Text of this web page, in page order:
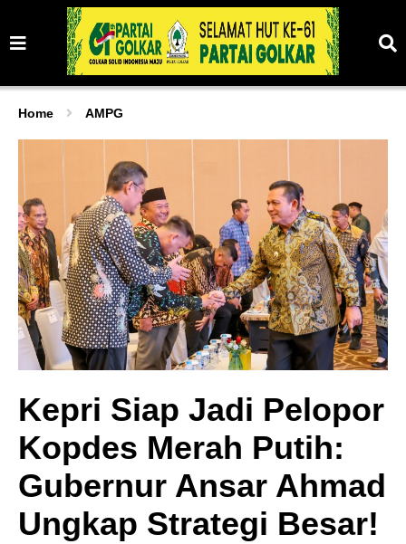
Home AMPG
Kepri Siap Jadi Pelopor
Kopdes Merah Putih:
Gubernur Ansar Ahmad
Ungkap Strategi Besar!